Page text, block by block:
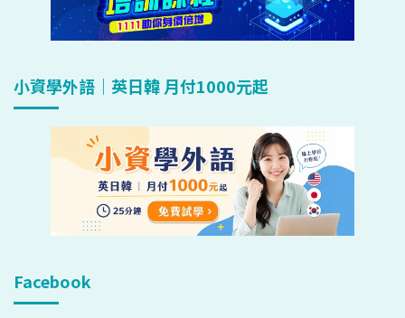
小資學外語｜英日韓 月付1000元起
Facebook